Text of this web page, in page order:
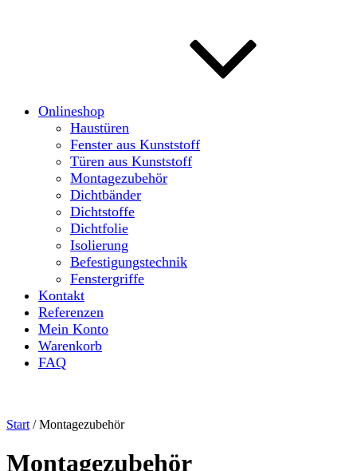
Onlineshop
Haustüren
Fenster aus Kunststoff
Türen aus Kunststoff
Montagezubehör
Dichtbänder
Dichtstoffe
Dichtfolie
Isolierung
Befestigungstechnik
Fenstergriffe
Kontakt
Referenzen
Mein Konto
Warenkorb
FAQ
Start / Montagezubehör
Montagezubehör